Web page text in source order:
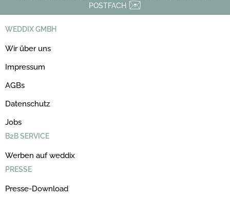
POSTFACH
WEDDIX GMBH
Wir über uns
Impressum
AGBs
Datenschutz
Jobs
B2B SERVICE
Werben auf weddix
PRESSE
Presse-Download